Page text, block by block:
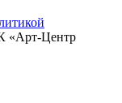
«Арт-Центр